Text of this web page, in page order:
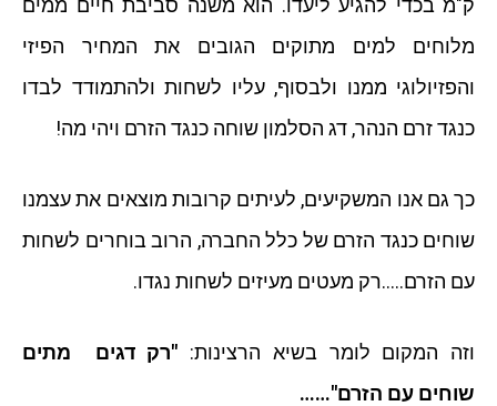
מלוחים למים מתוקים הגובים את המחיר הפיזי
והפזיולוגי ממנו ולבסוף, עליו לשחות ולהתמודד לבדו
כנגד זרם הנהר, דג הסלמון שוחה כנגד הזרם ויהי מה!
כך גם אנו המשקיעים, לעיתים קרובות מוצאים את עצמנו
שוחים כנגד הזרם של כלל החברה, הרוב בוחרים לשחות
עם הזרם…..רק מעטים מעיזים לשחות נגדו.
וזה המקום לומר בשיא הרצינות: "רק דגים מתים
שוחים עם הזרם"……